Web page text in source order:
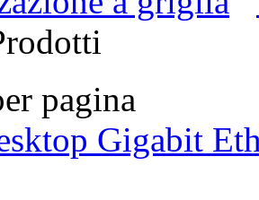
pagina
Gigabit